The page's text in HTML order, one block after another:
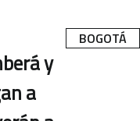
BOGOTÁ
y
a